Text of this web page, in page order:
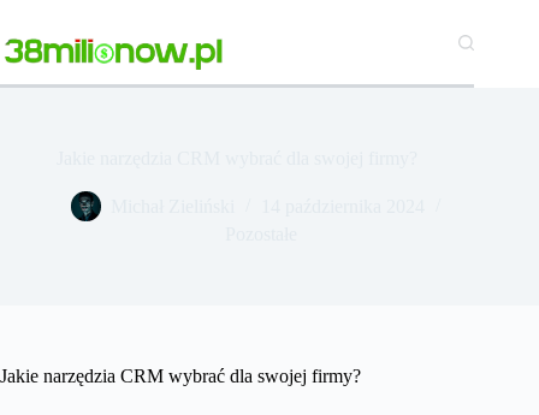
treści
Jakie narzędzia CRM wybrać dla swojej firmy?